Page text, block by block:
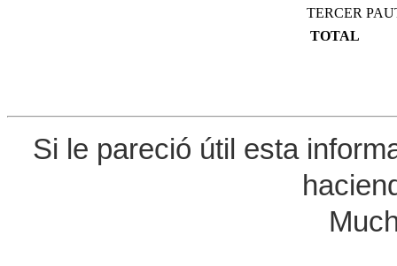
TERCER
TOTAL
Si le pareció útil esta